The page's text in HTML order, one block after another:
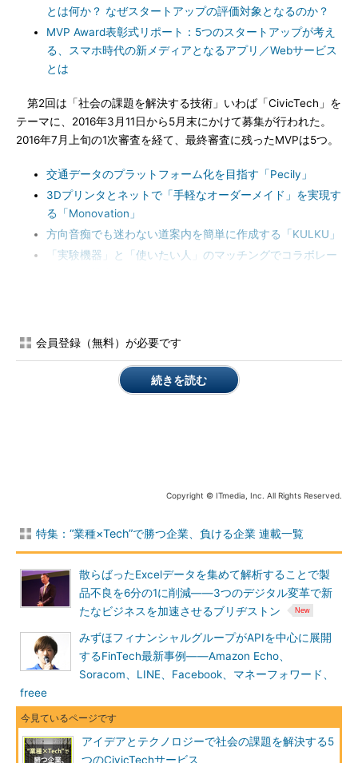
とは何か？ なぜスタートアップの評価対象となるのか？
MVP Award表彰式リポート：5つのスタートアップが考え
る、スマホ時代の新メディアとなるアプリ／Webサービス
とは
第2回は「社会の課題を解決する技術」いわば「CivicTech」を
テーマに、2016年3月11日から5月末にかけて募集が行われた。
2016年7月上旬の1次審査を経て、最終審査に残ったMVPは5つ。
交通データのプラットフォーム化を目指す「Pecily」
3Dプリンタとネットで「手軽なオーダーメイド」を実現す
る「Monovation」
方向音痴でも迷わない道案内を簡単に作成する「KULKU」
「実験機器」と「使いたい人」のマッチングでコラボレー
本稿では、2016年9月14日に開催された最終審査での各作品の
プレゼンテーションと、審査結果についてレポートする。
多くの交通会社は、Web上で自社交通機関の遅延情報などを公
開している。しかしながら、情報の発信方法は会社によってまち
まちで、場合によっては参照しづらかったり、ネットを日常的に
利用していない高齢者などにはアクセス自体が難しかったりとい
った問題がある。Code for Hakodateでは、スマホだけではな
く、デジタルサイネージなども視野に入れ、ユーザーにとってよ
り利用しやすい形の「遅延情報アプリ」を作ることで、こうした
問題を解決したかったという。
集」「アプリで利用できる形へのデータ整形」「アプリ開発」と
いった手順を踏むことになる。この手順のうち「データ収集」と
「データ整形」については、事業者との事前調整や運用に、非常
会員登録（無料）が必要です
続きを読む
Copyright © ITmedia, Inc. All Rights Reserved.
特集：“業種×Tech”で勝つ企業、負ける企業 連載一覧
散らばったExcelデータを集めて解析することで製
品不良を6分の1に削減――3つのデジタル変革で新
たなビジネスを加速させるブリヂストン
みずほフィナンシャルグループがAPIを中心に展開
するFinTech最新事例――Amazon Echo、
Soracom、LINE、Facebook、マネーフォワード、
freee
アイデアとテクノロジーで社会の課題を解決する5
つのCivicTechサービス